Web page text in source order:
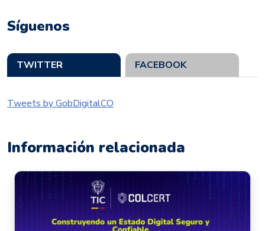
Síguenos
TWITTER FACEBOOK
Tweets by GobDigitalCO
Información relacionada